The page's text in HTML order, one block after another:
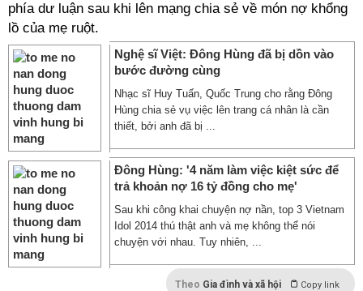
phía dư luận sau khi lên mạng chia sẻ về món nợ khổng
lồ của mẹ ruột.
Nghệ sĩ Việt: Đông Hùng đã bị dồn vào
bước đường cùng
Nhạc sĩ Huy Tuấn, Quốc Trung cho rằng Đông
Hùng chia sẻ vụ việc lên trang cá nhân là cần
thiết, bởi anh đã bị ...
Đông Hùng: '4 năm làm việc kiệt sức để
trả khoản nợ 16 tỷ đồng cho mẹ'
Sau khi công khai chuyện nợ nần, top 3 Vietnam
Idol 2014 thú thật anh và mẹ không thể nói
chuyện với nhau. Tuy nhiên, ...
Theo Gia đình và xã hội Copy link